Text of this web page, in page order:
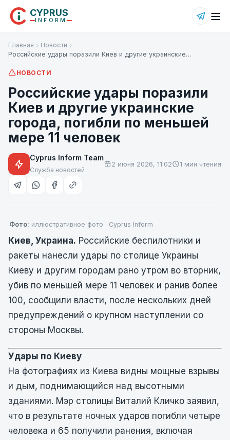
CYPRUS
INFORM
Главная
Новости
Российские удары поразили Киев и другие украинские…
НОВОСТИ
Российские удары поразили
Киев и другие украинские
города, погибли по меньшей
мере 11 человек
Cyprus Inform Team
Служба новостей
2 июня 2026, 11:02 1 мин чтения
Фото: иллюстративное фото · Cyprus Inform
Киев, Украина. Российские беспилотники и
ракеты нанесли удары по столице Украины
Киеву и другим городам рано утром во вторник,
убив по меньшей мере 11 человек и ранив более
100, сообщили власти, после нескольких дней
предупреждений о крупном наступлении со
стороны Москвы.
Удары по Киеву
На фотографиях из Киева видны мощные взрывы
и дым, поднимающийся над высотными
зданиями. Мэр столицы Виталий Кличко заявил,
что в результате ночных ударов погибли четыре
человека и 65 получили ранения, включая